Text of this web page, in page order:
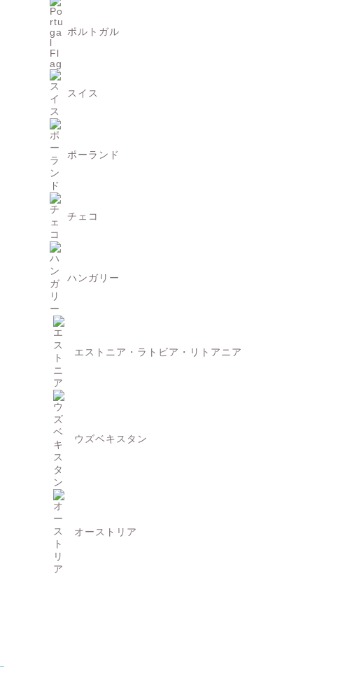
ポルトガル
スイス
ポーランド
チェコ
ハンガリー
エストニア・ラトビア・リトアニア
ウズベキスタン
オーストリア